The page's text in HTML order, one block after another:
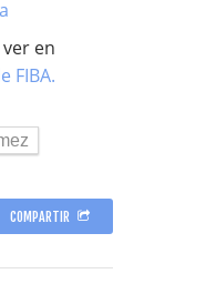
en
FIBA.
COMPARTIR